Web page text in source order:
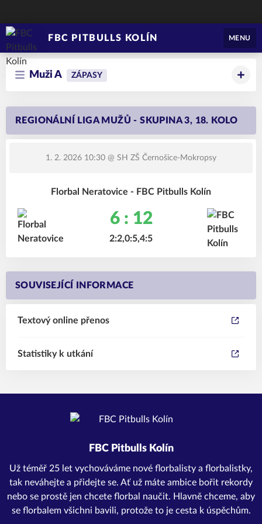
FBC PITBULLS KOLÍN MENU
Muži A ZÁPASY
REGIONÁLNÍ LIGA MUŽŮ - SKUPINA 3, 18. KOLO
1. 2. 2026 10:30 @ SH ZŠ Černošice-Mokropsy
Florbal Neratovice - FBC Pitbulls Kolín
6 : 12
2:2,0:5,4:5
SOUVISEJÍCÍ INFORMACE
Textový online přenos
Statistiky k utkání
FBC Pitbulls Kolín
Už téměř 25 let vychováváme nové florbalisty a florbalistky,
tak neváhejte a přidejte se. Ať už máte ambice bořit rekordy
nebo se prostě jen chcete florbal naučit. Hlavně chceme, aby
se florbalem všichni bavili, protože to je cesta k úspěchům.